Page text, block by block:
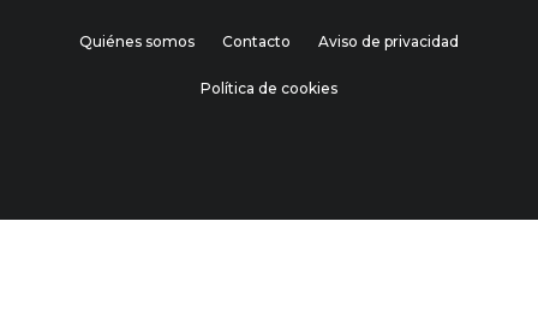
Quiénes somos Contacto Aviso de privacidad
Política de cookies